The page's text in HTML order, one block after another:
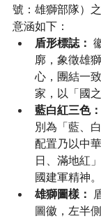
號：雄獅部隊）
意涵如下：
盾形標誌：
廓，象徵雄
心，團結一
家，以「國
藍白紅三色：
別為「藍、
配置乃以中
日、滿地紅
國建軍精神。
雄獅圖樣：
圖徽，左半